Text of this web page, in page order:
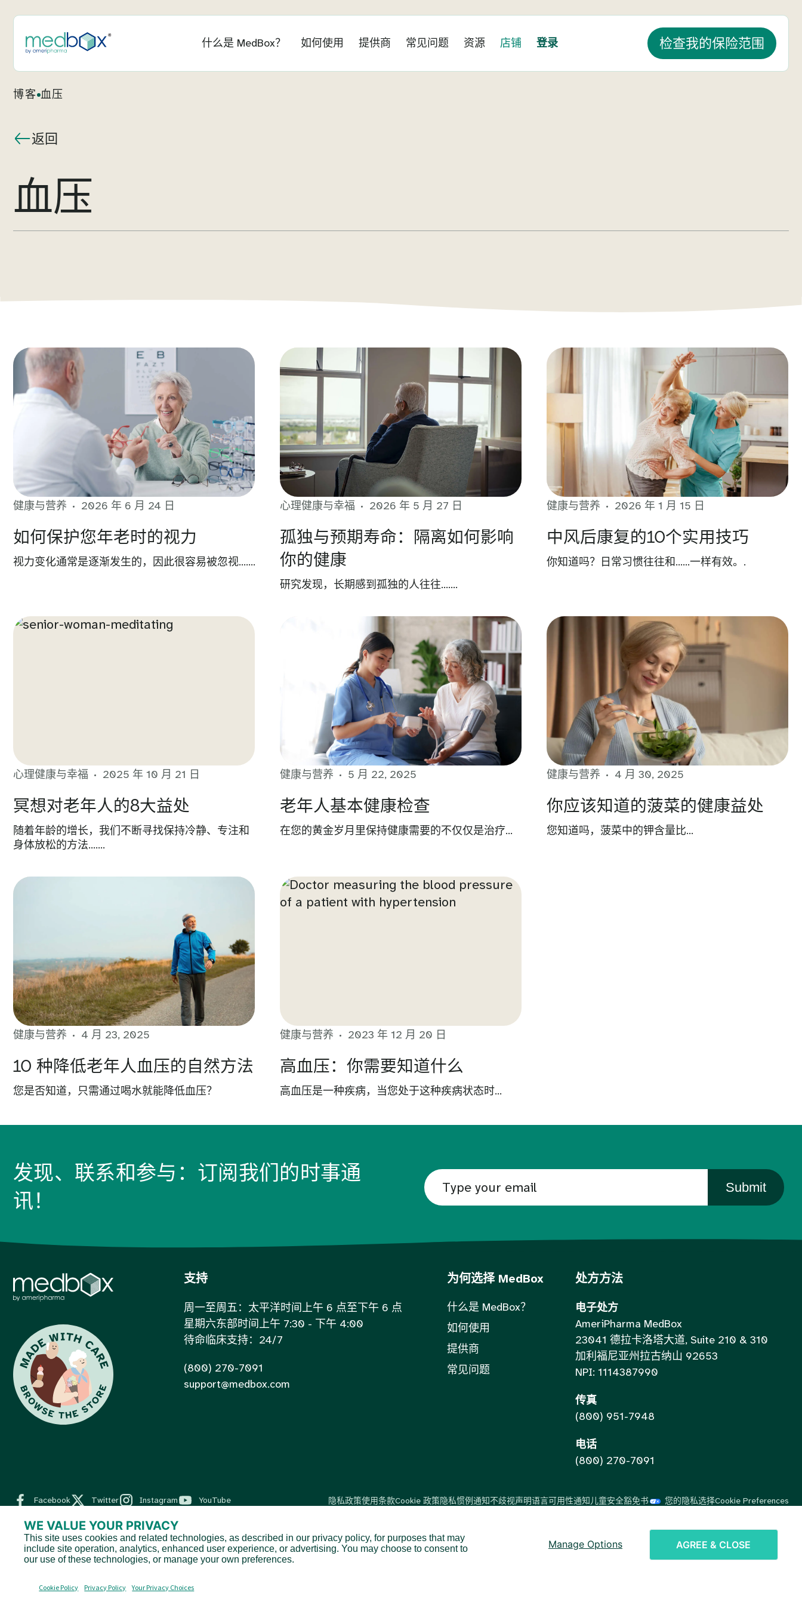
什么是 MedBox？ 如何使用 提供商 常见问题 资源 店铺 登录 检查我的保险范围
博客 血压
返回
血压
健康与营养 2026 年 6 月 24 日
如何保护您年老时的视力
视力变化通常是逐渐发生的，因此很容易被忽视…….
心理健康与幸福 2026 年 5 月 27 日
孤独与预期寿命：隔离如何影响
你的健康
研究发现，长期感到孤独的人往往…….
健康与营养 2026 年 1 月 15 日
中风后康复的10个实用技巧
你知道吗？日常习惯往往和……一样有效。.
心理健康与幸福 2025 年 10 月 21 日
冥想对老年人的8大益处
随着年龄的增长，我们不断寻找保持冷静、专注和
身体放松的方法…….
健康与营养 5 月 22, 2025
老年人基本健康检查
在您的黄金岁月里保持健康需要的不仅仅是治疗...
健康与营养 4 月 30, 2025
你应该知道的菠菜的健康益处
您知道吗，菠菜中的钾含量比...
健康与营养 4 月 23, 2025
10 种降低老年人血压的自然方法
您是否知道，只需通过喝水就能降低血压？
健康与营养 2023 年 12 月 20 日
高血压：你需要知道什么
高血压是一种疾病，当您处于这种疾病状态时...
发现、联系和参与：订阅我们的时事通
讯！
Submit
支持
周一至周五：太平洋时间上午 6 点至下午 6 点
星期六东部时间上午 7:30 - 下午 4:00
待命临床支持：24/7
(800) 270-7091
support@medbox.com
为何选择 MedBox
什么是 MedBox？
如何使用
提供商
常见问题
处方方法
电子处方
AmeriPharma MedBox
23041 德拉卡洛塔大道, Suite 210 & 310
加利福尼亚州拉古纳山 92653
NPI: 1114387990
传真
(800) 951-7948
电话
(800) 270-7091
Facebook Twitter Instagram YouTube 隐私政策使用条款Cookie 政策隐私惯例通知不歧视声明语言可用性通知儿童安全豁免书 您的隐私选择Cookie Preferences
© 2026 MedBox by AmeriPharma。版权所有。.
MedBox是AmeriPharma旗下公司。AmeriPharma的优质服务覆盖美国48个州和地区。.
WE VALUE YOUR PRIVACY
This site uses cookies and related technologies, as described in our privacy policy, for purposes that may
include site operation, analytics, enhanced user experience, or advertising. You may choose to consent to
our use of these technologies, or manage your own preferences.
Manage Options AGREE & CLOSE
Cookie Policy Privacy Policy Your Privacy Choices
English
Spanish